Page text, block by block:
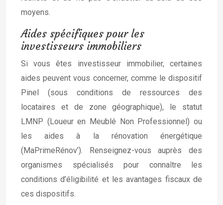
moyens.
Aides spécifiques pour les
investisseurs immobiliers
Si vous êtes investisseur immobilier, certaines
aides peuvent vous concerner, comme le dispositif
Pinel (sous conditions de ressources des
locataires et de zone géographique), le statut
LMNP (Loueur en Meublé Non Professionnel) ou
les aides à la rénovation énergétique
(MaPrimeRénov’). Renseignez-vous auprès des
organismes spécialisés pour connaître les
conditions d’éligibilité et les avantages fiscaux de
ces dispositifs.